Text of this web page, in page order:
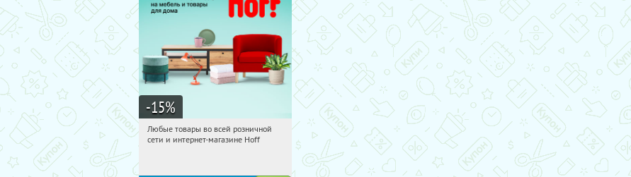
-15%
06:35:15 Получили:
Любые товары во всей розничной
сети и интернет-магазине Hoff